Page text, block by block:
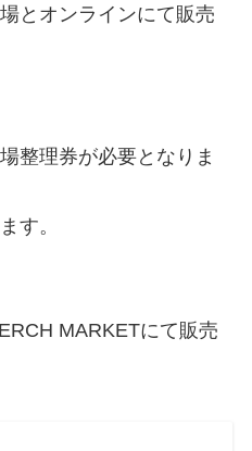
とオンラインにて販売
整理券が必要となりま
す。
MARKETにて販売